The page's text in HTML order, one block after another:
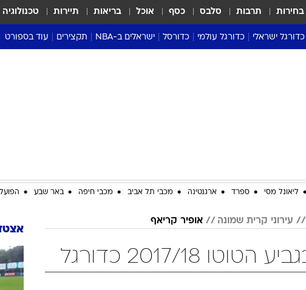
בחירות תרבות סלבס כסף אוכל בריאות תיירות טכנולוגיה
כדורגל ישראלי
ליגה א'
כדורגל עולמי
דרום אמריקה
כדורסל ישראלים ב-NBA תקצירים עוד בספורט
סערה
ענפים נוספים
ליאונל מסי ספרד ארגנטינה מכבי תל אביב מכבי חיפה באר שבע
עירוני קרית שמונה אופיר קריאף
2017/18 כדורגל